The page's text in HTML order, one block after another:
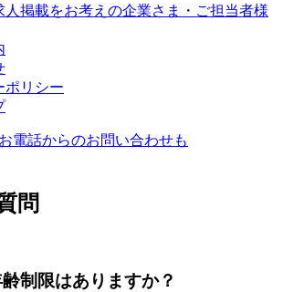
人掲載をお考えの企業さま・ご担当者様
ポリシー
問
制限はありますか？